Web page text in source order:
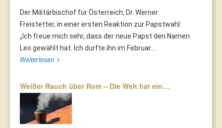
Der Militärbischof für Österreich, Dr. Werner
Freistetter, in einer ersten Reaktion zur Papstwahl:
„Ich freue mich sehr, dass der neue Papst den Namen
Leo gewählt hat. Ich durfte ihn im Februar...
Weiterlesen
Weißer Rauch über Rom – Die Welt hat ein…